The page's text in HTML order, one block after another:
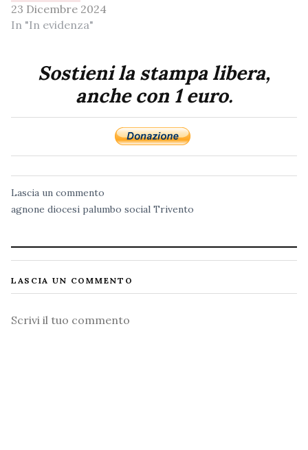
23 Dicembre 2024
In "In evidenza"
Sostieni la stampa libera,
anche con 1 euro.
Lascia un commento
agnone diocesi palumbo social Trivento
LASCIA UN COMMENTO
Commento